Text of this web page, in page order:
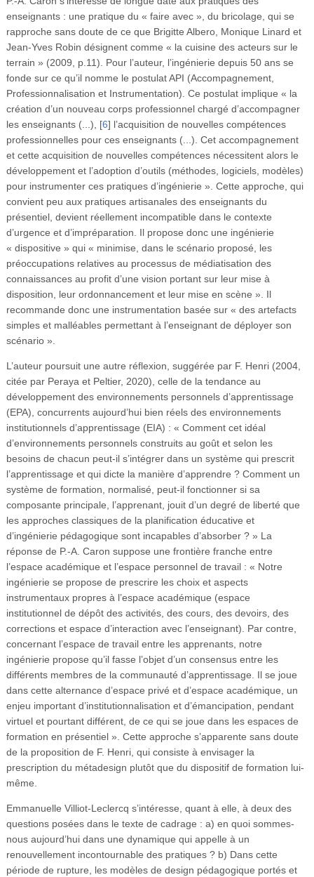
enseignants : une pratique du « faire avec », du bricolage, qui se
rapproche sans doute de ce que Brigitte Albero, Monique Linard et
Jean-Yves Robin désignent comme « la cuisine des acteurs sur le
terrain » (2009, p.11). Pour l’auteur, l’ingénierie depuis 50 ans se
fonde sur ce qu’il nomme le postulat API (Accompagnement,
Professionnalisation et Instrumentation). Ce postulat implique « la
création d’un nouveau corps professionnel chargé d’accompagner
les enseignants (...),
[6] l’acquisition de nouvelles compétences
professionnelles pour ces enseignants (...). Cet accompagnement
et cette acquisition de nouvelles compétences nécessitent alors le
développement et l’adoption d’outils (méthodes, logiciels, modèles)
pour instrumenter ces pratiques d’ingénierie ». Cette approche, qui
convient peu aux pratiques artisanales des enseignants du
présentiel, devient réellement incompatible dans le contexte
d’urgence et d’impréparation. Il propose donc une ingénierie
« dispositive » qui « minimise, dans le scénario proposé, les
préoccupations relatives au processus de médiatisation des
connaissances au profit d’une vision portant sur leur mise à
disposition, leur ordonnancement et leur mise en scène ». Il
recommande donc une instrumentation basée sur « des artefacts
simples et malléables permettant à l’enseignant de déployer son
scénario ».
L’auteur poursuit une autre réflexion, suggérée par F. Henri (2004,
citée par Peraya et Peltier, 2020), celle de la tendance au
développement des environnements personnels d’apprentissage
(EPA), concurrents aujourd’hui bien réels des environnements
institutionnels d’apprentissage (EIA) : « Comment cet idéal
d’environnements personnels construits au goût et selon les
besoins de chacun peut-il s’intégrer dans un système qui prescrit
l’apprentissage et qui dicte la manière d’apprendre ? Comment un
système de formation, normalisé, peut-il fonctionner si sa
composante principale, l’apprenant, jouit d’un degré de liberté que
les approches classiques de la planification éducative et
d’ingénierie pédagogique sont incapables d’absorber ? » La
réponse de P.-A. Caron suppose une frontière franche entre
l’espace académique et l’espace personnel de travail : « Notre
ingénierie se propose de prescrire les choix et aspects
instrumentaux propres à l’espace académique (espace
institutionnel de dépôt des activités, des cours, des devoirs, des
corrections et espace d’interaction avec l’enseignant). Par contre,
concernant l’espace de travail entre les apprenants, notre
ingénierie propose qu’il fasse l’objet d’un consensus entre les
différents membres de la communauté d’apprentissage. Il se joue
dans cette alternance d’espace privé et d’espace académique, un
enjeu important d’institutionnalisation et d’émancipation, pendant
virtuel et pourtant différent, de ce qui se joue dans les espaces de
formation en présentiel ». Cette approche s’apparente sans doute
de la proposition de F. Henri, qui consiste à envisager la
prescription du métadesign plutôt que du dispositif de formation lui-
même.
Emmanuelle Villiot-Leclercq s’intéresse, quant à elle, à deux des
questions posées dans le texte de cadrage : a) en quoi sommes-
nous aujourd’hui dans une dynamique qui appelle à un
renouvellement incontournable des pratiques ? b) Dans cette
période de rupture, les modèles de design pédagogique portés et